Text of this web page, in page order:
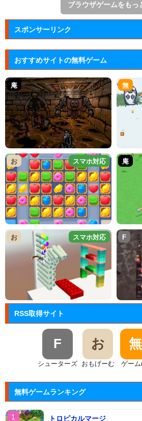
ブラウザゲームをもっ
スポンサーリンク
おすすめサイトの無料ゲーム
庵 無
お スマホ対応 庵
お スマホ対応 F
RSS取得サイト
F
シューターズ
お
おもげーむ
無
ゲー
無料ゲームランキング
トロピカルマージ